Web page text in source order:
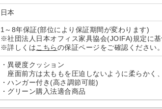
日本
1～8年保証(部位により保証期間が変わります)
※社団法人日本オフィス家具協会(JOIFA)規定に基
※詳しくはこちらの保証ページをご確認ください。
・異硬度クッション
座面前方は太ももを圧迫しないように柔らかく
・ハンガー付き(高さ調節可能)
・グリーン購入法適合商品